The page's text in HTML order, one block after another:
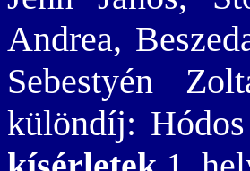
Andrea,
Sebestyén
különdíj: